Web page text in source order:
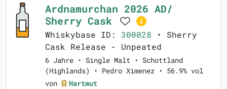
Ardnamurchan 2026 AD/
Sherry Cask
Whiskybase ID: 300028 • Sherry
Cask Release - Unpeated
6 Jahre • Single Malt • Schottland
(Highlands) • Pedro Ximenez • 56.9% vol
von
Hartmut